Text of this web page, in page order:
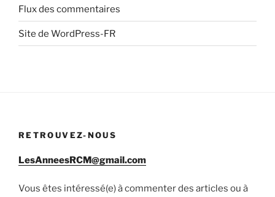
Flux des commentaires
Site de WordPress-FR
RETROUVEZ-NOUS
LesAnneesRCM@gmail.com
Vous êtes intéressé(e) à commenter des articles ou à